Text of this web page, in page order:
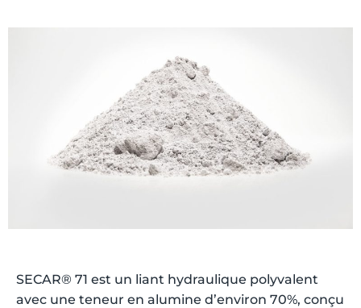
SECAR® 71 est un liant hydraulique polyvalent
avec une teneur en alumine d’environ 70%, conçu